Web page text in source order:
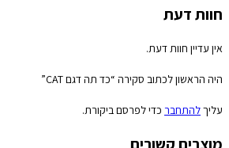
חוות דעת
אין עדיין חוות דעת.
היה הראשון לכתוב סקירה “כד תה דגם CAT”
עליךלהתחבר כדי לפרסם ביקורת.